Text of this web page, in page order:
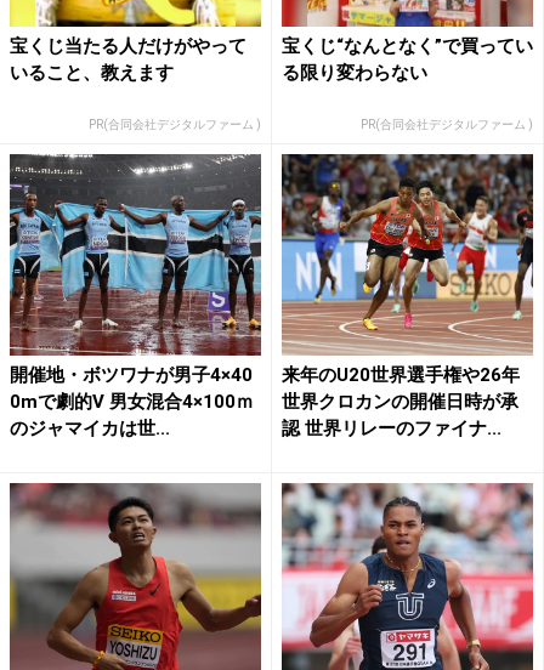
宝くじ当たる人だけがやって
いること、教えます
PR(合同会社デジタルファーム )
宝くじ“なんとなく”で買ってい
る限り変わらない
PR(合同会社デジタルファーム )
開催地・ボツワナが男子4×40
0mで劇的V 男女混合4×100ｍ
のジャマイカは世...
来年のU20世界選手権や26年
世界クロカンの開催日時が承
認 世界リレーのファイナ...